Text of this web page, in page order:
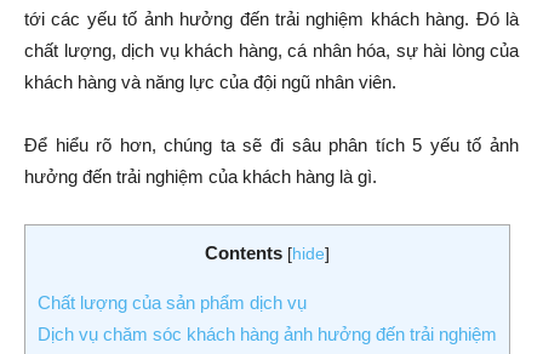
tới các yếu tố ảnh hưởng đến trải nghiệm khách hàng. Đó là
chất lượng, dịch vụ khách hàng, cá nhân hóa, sự hài lòng của
khách hàng và năng lực của đội ngũ nhân viên.
Để hiểu rõ hơn, chúng ta sẽ đi sâu phân tích 5 yếu tố ảnh
hưởng đến trải nghiệm của khách hàng là gì.
Contents [hide]
Chất lượng của sản phẩm dịch vụ
Dịch vụ chăm sóc khách hàng ảnh hưởng đến trải nghiệm